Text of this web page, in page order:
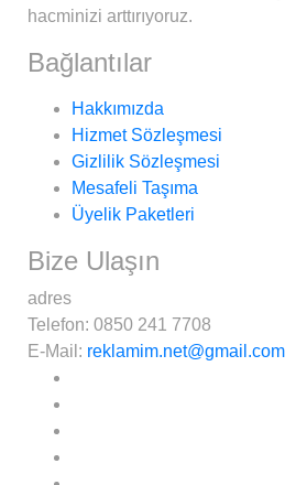
hacminizi arttırıyoruz.
Bağlantılar
Hakkımızda
Hizmet Sözleşmesi
Gizlilik Sözleşmesi
Mesafeli Taşıma
Üyelik Paketleri
Bize Ulaşın
adres
Telefon: 0850 241 7708
E-Mail: reklamim.net@gmail.com